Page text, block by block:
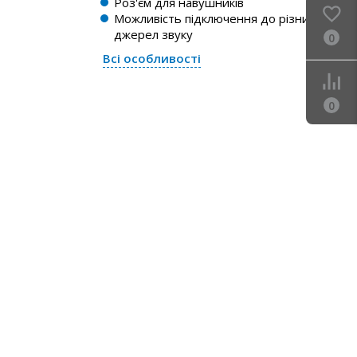
Можливість підключення до різних
джерел звуку
Всі особливості
0
0